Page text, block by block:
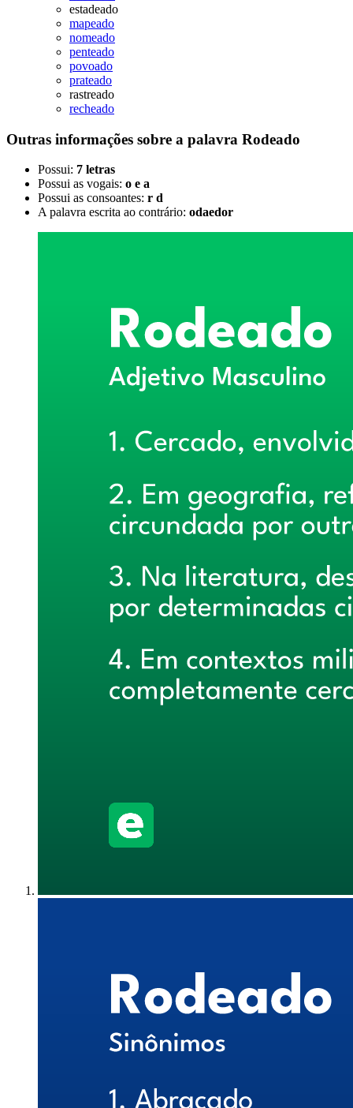
estadeado
mapeado
nomeado
penteado
povoado
prateado
rastreado
recheado
Outras informações sobre a palavra Rodeado
Possui: 7 letras
Possui as vogais: o e a
Possui as consoantes: r d
A palavra escrita ao contrário: odaedor